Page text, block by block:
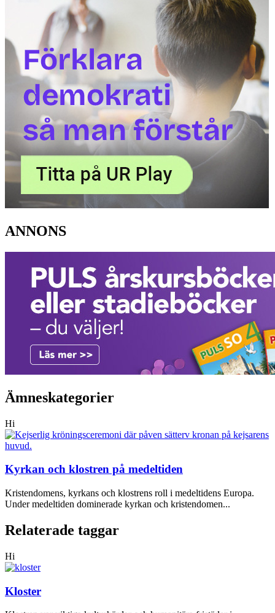
ANNONS
Ämneskategorier
Hi
Kyrkan och klostren på medeltiden
Kristendomens, kyrkans och klostrens roll i medeltidens Europa.
Under medeltiden dominerade kyrkan och kristendomen...
Relaterade taggar
Hi
Kloster